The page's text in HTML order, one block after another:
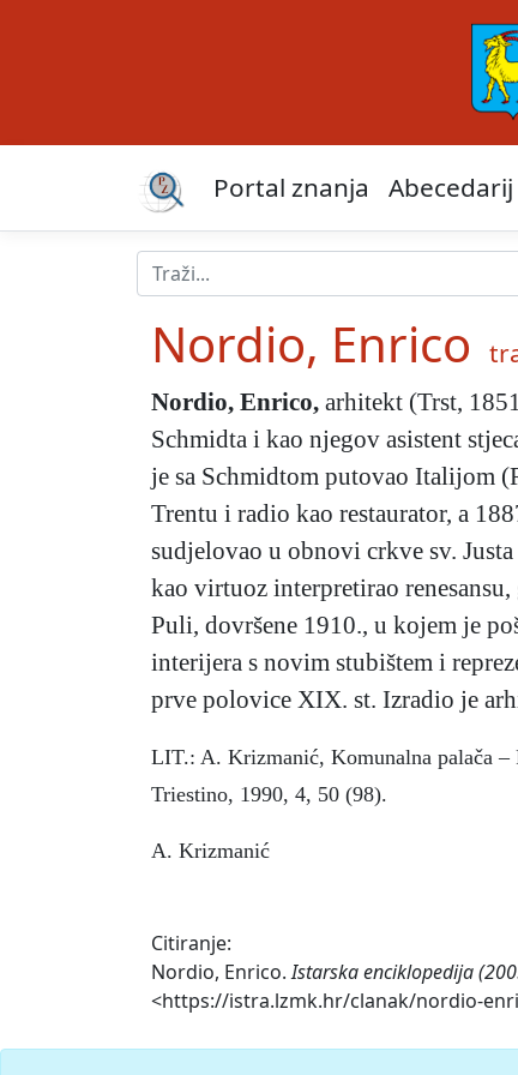
Portal znanja Abecedarij
Nordio, Enrico
Nordio, Enrico, arhitekt (Trst,
Schmidta i kao njegov asistent
je sa Schmidtom putovao Italijom
Trentu i radio kao restaurator, a
sudjelovao u obnovi crkve sv.
kao virtuoz interpretirao
Puli, dovršene 1910., u kojem je
interijera s novim stubištem i
prve polovice XIX. st. Izradio je
LIT.: A. Krizmanić, Komunalna palača –
Triestino, 1990, 4, 50 (98).
A. Krizmanić
Citiranje:
Nordio, Enrico.Istarska enciklopedija
<https://istra.lzmk.hr/clanak/nordio-